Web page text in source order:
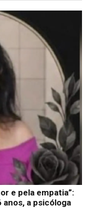
e pela empatia”:
anos, a psicóloga